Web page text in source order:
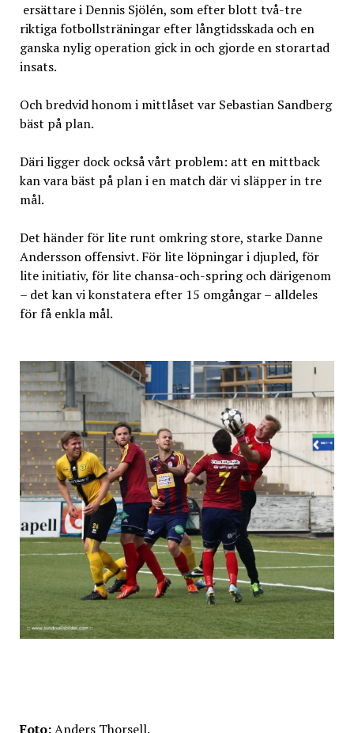
ersättare i Dennis Sjölén, som efter blott två-tre
riktiga fotbollsträningar efter långtidsskada och en
ganska nylig operation gick in och gjorde en storartad
insats.
Och bredvid honom i mittlåset var Sebastian Sandberg
bäst på plan.
Däri ligger dock också vårt problem: att en mittback
kan vara bäst på plan i en match där vi släpper in tre
mål.
Det händer för lite runt omkring store, starke Danne
Andersson offensivt. För lite löpningar i djupled, för
lite initiativ, för lite chansa-och-spring och därigenom
– det kan vi konstatera efter 15 omgångar – alldeles
för få enkla mål.
Foto:Anders Thorsell.